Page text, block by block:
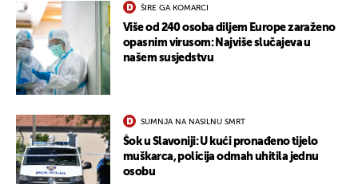
ŠIRE GA KOMARCI
Više od 240 osoba diljem Europe zaraženo
opasnim virusom: Najviše slučajeva u
našem susjedstvu
SUMNJA NA NASILNU SMRT
Šok u Slavoniji: U kući pronađeno tijelo
muškarca, policija odmah uhitila jednu
osobu